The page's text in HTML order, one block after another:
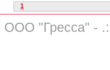
1
ООО "Гресса" -